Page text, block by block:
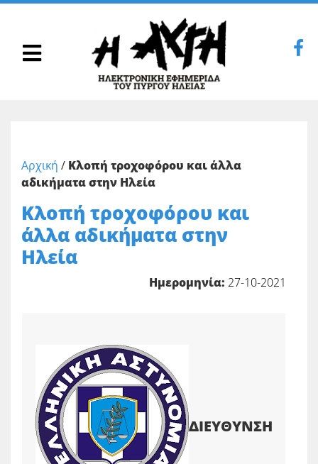
Αρχική / Κλοπή τροχοφόρου και άλλα
αδικήματα στην Ηλεία
Κλοπή τροχοφόρου και
άλλα αδικήματα στην
Ηλεία
Ημερομηνία: 27-10-2021
ΔΙΕΥΘΥΝΣΗ